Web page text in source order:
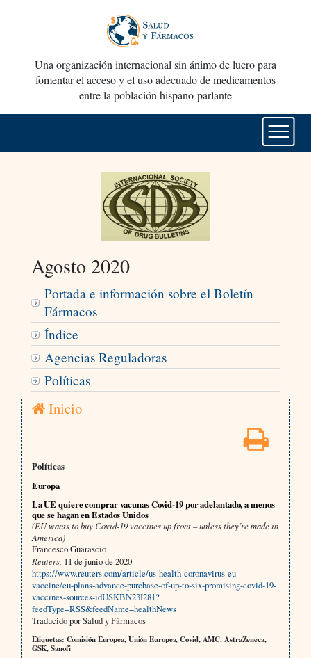
Una organización internacional sin ánimo de lucro para
fomentar el acceso y el uso adecuado de medicamentos
entre la población hispano-parlante
Agosto 2020
Portada e información sobre el Boletín
Fármacos
Índice
Agencias Reguladoras
Políticas
Inicio
Políticas
Europa
La UE quiere comprar vacunas Covid-19 por adelantado, a menos
que se hagan en Estados Unidos
(EU wants to buy Covid-19 vaccines up front – unless they’re made in
America)
Francesco Guarascio
Reuters, 11 de junio de 2020
https://www.reuters.com/article/us-health-coronavirus-eu-
vaccine/eu-plans-advance-purchase-of-up-to-six-promising-covid-19-
vaccines-sources-idUSKBN23I281?
feedType=RSS&feedName=healthNews
Traducido por Salud y Fármacos
Etiquetas: Comisión Europea, Unión Europea, Covid, AMC. AstraZeneca,
GSK, Sanofi